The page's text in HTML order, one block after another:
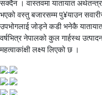
सक्दैन । वास्तवमा यातायात
भएको वस्तु बजारसम्म पु¥याउन
उपभोगलाई जोड्ने कडी भनेकै
वर्षभित्र नेपालको कुल गार्हस्थ
महत्वाकांक्षी लक्ष्य लिएको छ ।